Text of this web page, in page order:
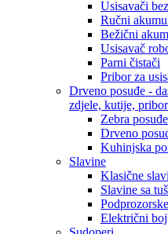
Usisavači
Ručni
Bežični
Usisavač
Parni čistači
Pribor za
Drveno posuđe -
zdjele, kutije, pribor
Zebra posuđe
Drveno
Kuhinjska
Slavine
Klasične
Slavine sa
Električni